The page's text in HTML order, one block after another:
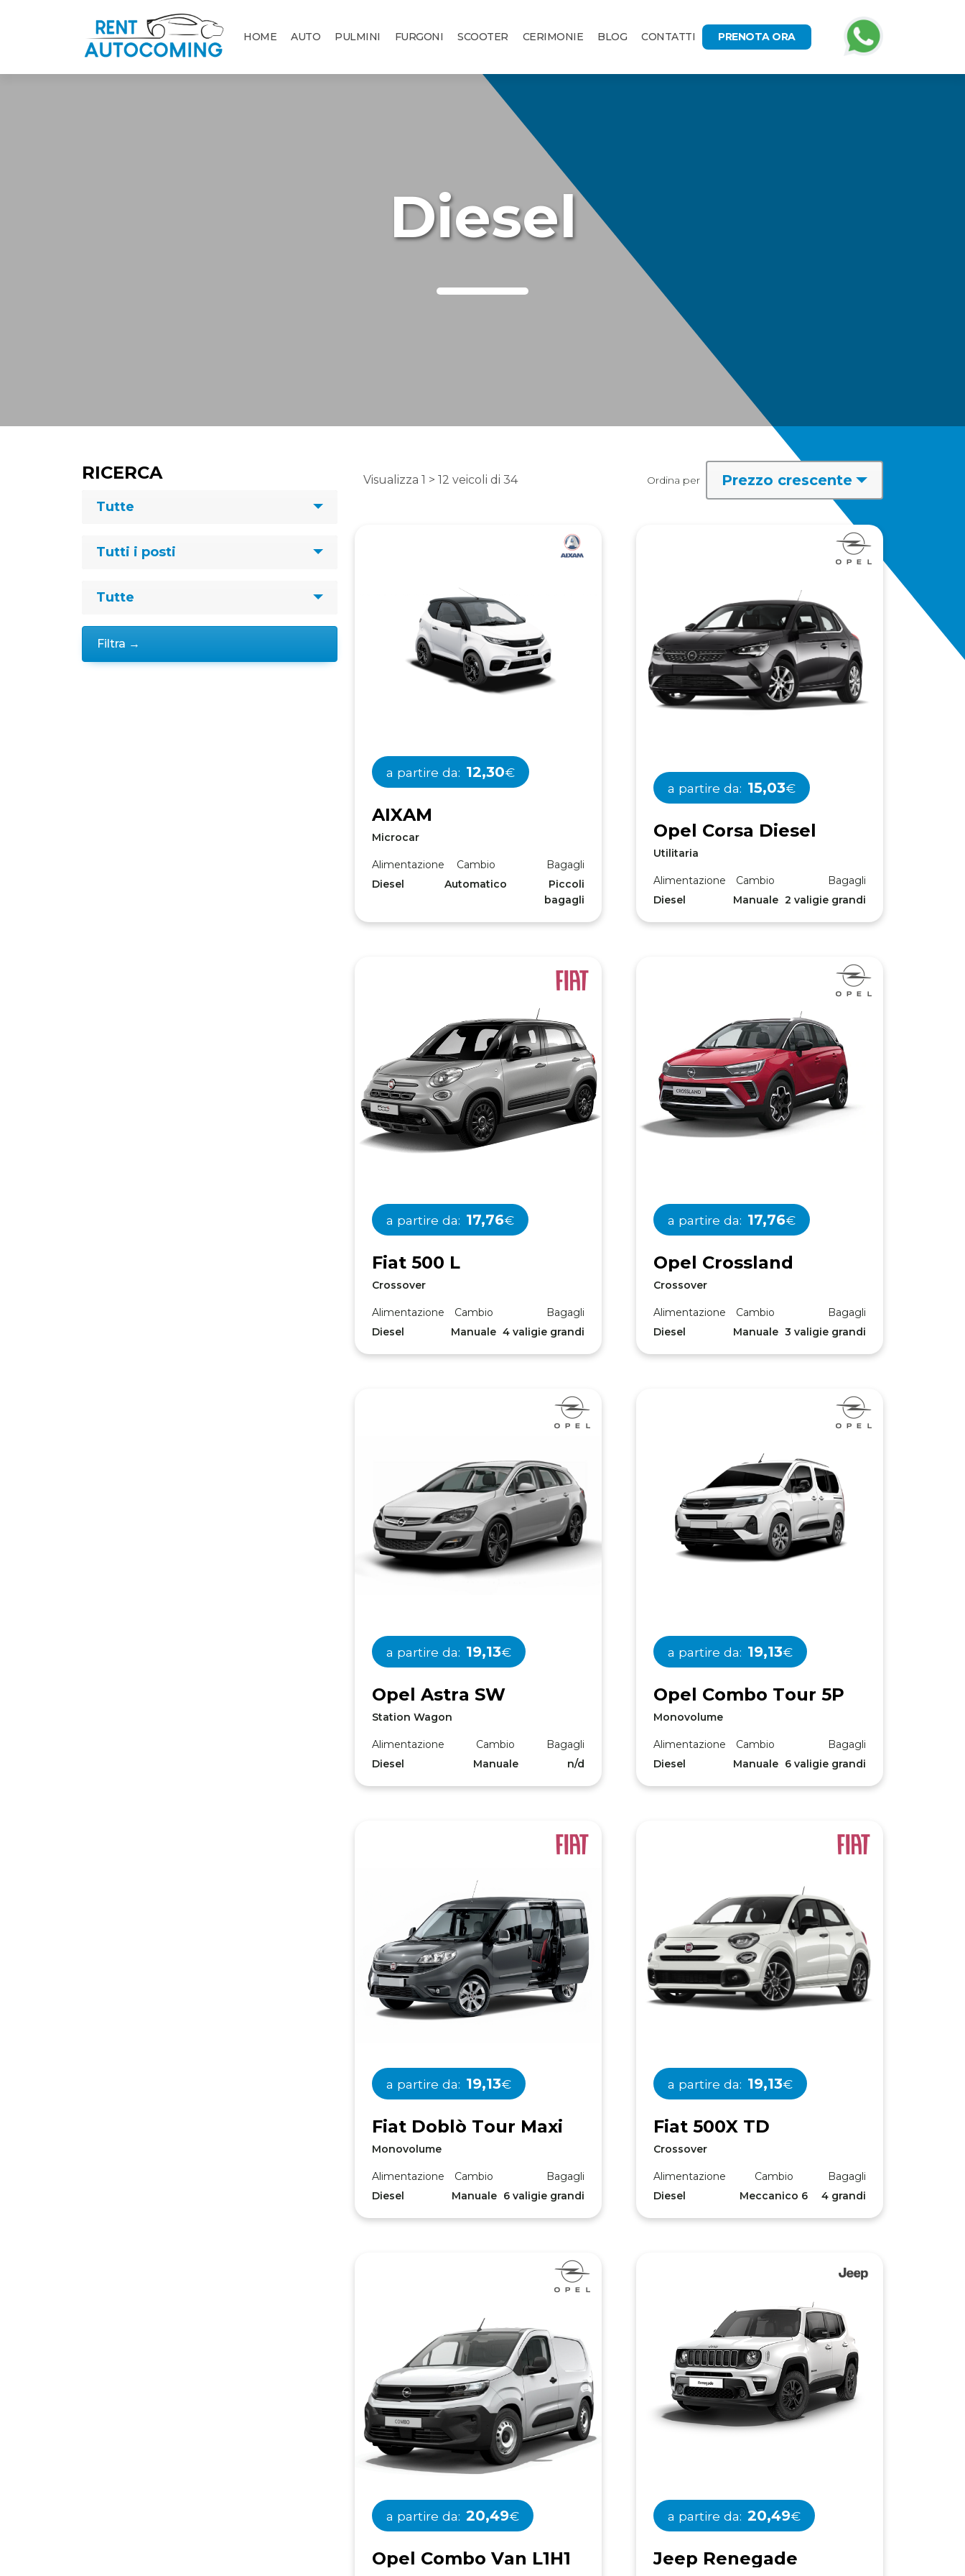
HOME AUTO PULMINI FURGONI SCOOTER CERIMONIE BLOG CONTATTI PRENOTA ORA
Diesel
RICERCA
Tutte
Tutti i posti
Tutte
Filtra →
Visualizza 1 > 12 veicoli di 34 Ordina per Prezzo crescente
a partire da: 12,30€
AIXAM
Microcar
Alimentazione
Diesel
Cambio
Automatico
Bagagli
Piccoli
bagagli
a partire da: 15,03€
Opel Corsa Diesel
Utilitaria
Alimentazione
Diesel
Cambio
Manuale
Bagagli
2 valigie grandi
a partire da: 17,76€
Fiat 500 L
Crossover
Alimentazione
Diesel
Cambio
Manuale
Bagagli
4 valigie grandi
a partire da: 17,76€
Opel Crossland
Crossover
Alimentazione
Diesel
Cambio
Manuale
Bagagli
3 valigie grandi
a partire da: 19,13€
Opel Astra SW
Station Wagon
Alimentazione
Diesel
Cambio
Manuale
Bagagli
n/d
a partire da: 19,13€
Opel Combo Tour 5P
Monovolume
Alimentazione
Diesel
Cambio
Manuale
Bagagli
6 valigie grandi
a partire da: 19,13€
Fiat Doblò Tour Maxi
Monovolume
Alimentazione
Diesel
Cambio
Manuale
Bagagli
6 valigie grandi
a partire da: 19,13€
Fiat 500X TD
Crossover
Alimentazione
Diesel
Cambio
Meccanico 6
Bagagli
4 grandi
a partire da: 20,49€
Opel Combo Van L1H1
a partire da: 20,49€
Jeep Renegade